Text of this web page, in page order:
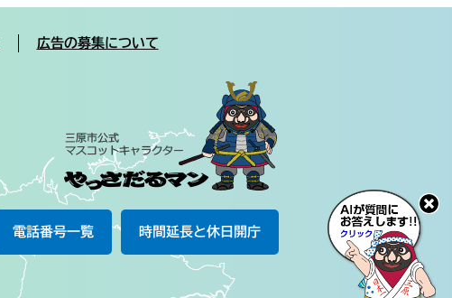
広告の募集について
電話番号一覧 時間延長と休日開庁